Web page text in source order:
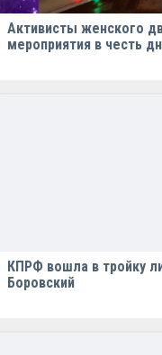
Активисты женского
мероприятия в честь
КПРФ вошла в тройку
Боровский